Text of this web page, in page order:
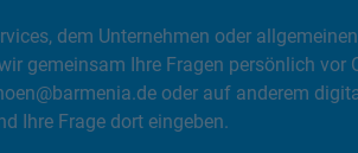
dem Unternehmen oder
gemeinsam Ihre Fragen persönlich vor
oder auf anderem
Ihre Frage dort eingeben.